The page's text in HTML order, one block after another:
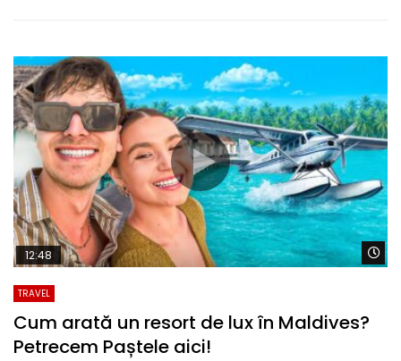
12:48
TRAVEL
Cum arată un resort de lux în Maldives?
Petrecem Paștele aici!